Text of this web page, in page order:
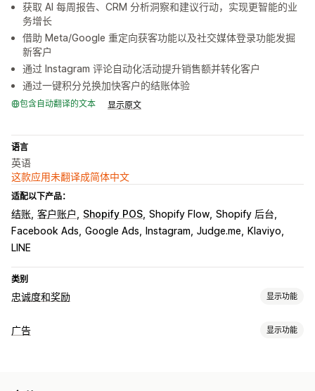
获取 AI 每周报告、CRM 分析洞察和建议行动，实现更智能的业
务增长
借助 Meta/Google 重定向获客功能以及社交媒体登录功能发掘
新客户
通过 Instagram 评论自动化活动提升销售额并转化客户
通过一键积分兑换加快客户的结账体验
包含自动翻译的文本 显示原文
语言
英语
这款应用未翻译成简体中文
适配以下产品：
结账 客户账户 Shopify POS Shopify Flow Shopify 后台
Facebook Ads Google Ads Instagram Judge.me
Klaviyo
LINE
类别
忠诚度和奖励 显示功能
计划类型
广告 显示功能